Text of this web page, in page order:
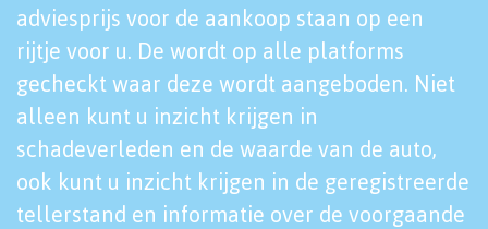
adviesprijs voor de aankoop staan op een
rijtje voor u. De wordt op alle platforms
gecheckt waar deze wordt aangeboden. Niet
alleen kunt u inzicht krijgen in
schadeverleden en de waarde van de auto,
ook kunt u inzicht krijgen in de geregistreerde
tellerstand en informatie over de voorgaande